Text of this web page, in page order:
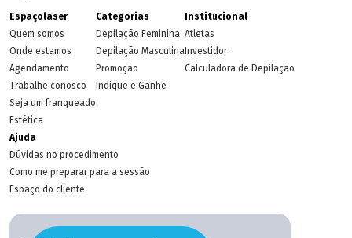
Espaçolaser
Quem somos
Onde estamos
Agendamento
Trabalhe conosco
Seja um franqueado
Estética
Categorias
Depilação Feminina
Depilação Masculina
Promoção
Indique e Ganhe
Institucional
Atletas
Investidor
Calculadora de Depilação
Ajuda
Dúvidas no procedimento
Como me preparar para a sessão
Espaço do cliente